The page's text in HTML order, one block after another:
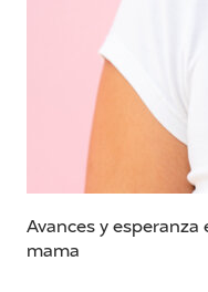
Avances y
mama